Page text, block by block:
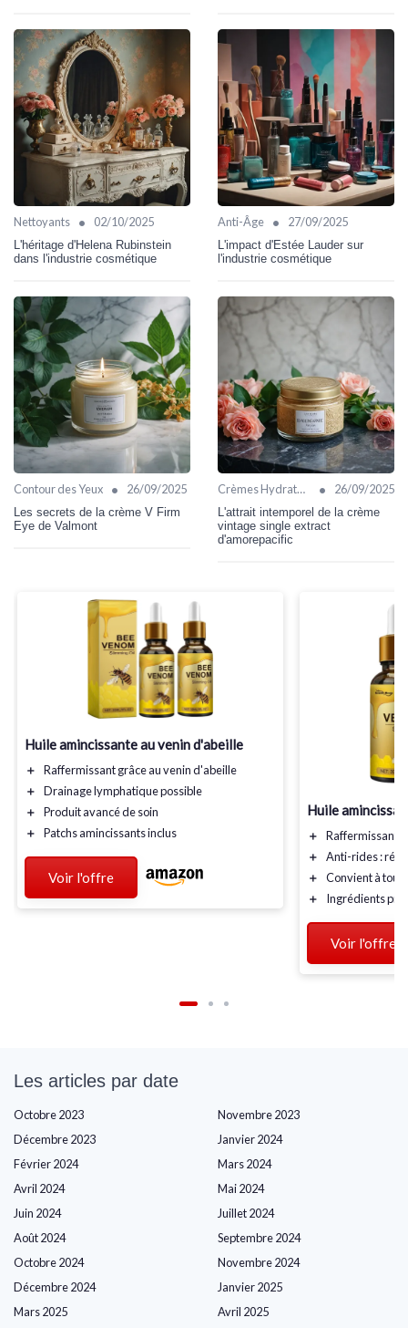
Nettoyants • 02/10/2025
L'héritage d'Helena Rubinstein
dans l'industrie cosmétique
Anti-Âge • 27/09/2025
L'impact d'Estée Lauder sur
l'industrie cosmétique
Contour des Yeux • 26/09/2025
Les secrets de la crème V Firm
Eye de Valmont
Crèmes Hydratantes • 26/09/2025
L'attrait intemporel de la crème
vintage single extract
d'amorepacific
Huile amincissante au venin d'abeille
＋ Raffermissantgrâce au venin d'abeille
＋
Drainage lymphatiquepossible
＋
Produit avancéde soin
＋
Patchs amincissantsinclus
Voir l'offre
Huile
＋ Raffermissant
＋
Anti-rides:
＋
Convient à tous
＋
Ingrédients
Voir l'offre
Les articles par date
Octobre 2023
Novembre 2023
Décembre 2023
Janvier 2024
Février 2024
Mars 2024
Avril 2024
Mai 2024
Juin 2024
Juillet 2024
Août 2024
Septembre 2024
Octobre 2024
Novembre 2024
Décembre 2024
Janvier 2025
Mars 2025
Avril 2025